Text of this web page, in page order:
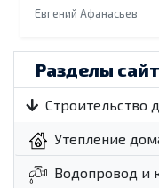
Евгений Афанасьев
Разделы
Строительство
Утепление
Водопровод и